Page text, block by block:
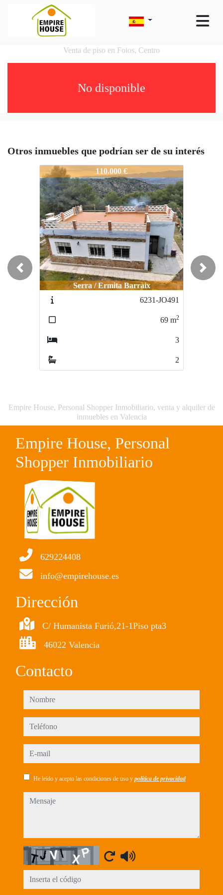
Venta de piso en Foios, Centro
No disponible
Otros inmuebles que podrían ser de su interés
6533-NA2311110.000 €
Serra / Ermita Barraix
6231-JO491
69 m2
3
2
Previous Next
Empire House, Personal Shopper Inmobiliario, venta y alquiler de
inmuebles en Valencia
Empire House, Personal
Shopper Inmobiliario
629224408
info@empirehouse.es
Dirección
C/ Humanista Furió,21-1Piso pta3
46022 Valencia
Contacto
nombre
teléfono
e-mail
He leído y acepto las condiciones de uso y política de privacidad
mensaje
Captcha